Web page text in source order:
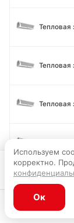
Главная
Тепловая
Тепловая
Тепловая
Тепловая
Используем
корректно.
Ок